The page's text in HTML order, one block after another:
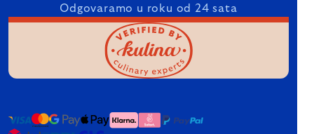
Odgovaramo u roku od 24 sata